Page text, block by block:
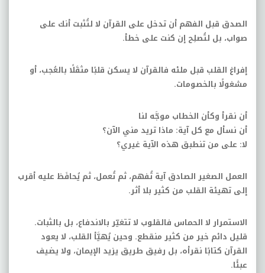
الصدق قبل الفهم أن تدخل على القرآن لا لتُثبت أنك على
صواب، بل لتُصلِح إن كنت على خطأ.
إفراغ القلب قبل ملئه فالقرآن لا يسكن قلبًا مثقَلًا بالعُجب، أو
مشغولًا بالخصومات.
أن نقرأ وكأن الخطاب موجَّه لنا
أن نسأل مع كل آية: ماذا تريد مني الآن؟
لا: على من تنطبق هذه الآية غيري؟
العمل الصغير الصادق آية تُفهم، ثم تُعمل، ثم يُحافَظ عليه أقرب
إلى تهيئة القلب من كثير بلا أثر.
الاستمرار لا الحماس فالقلوب لا تتغيّر بالاندفاع، بل بالثبات.
قليل دائم خير من كثير منقطع. وحين يُهيَّأ القلب، لا يعود
القرآن كتابًا نقرأه، بل رفيق طريق يزيد الإيمان، ولا يضيف
عبئًا.